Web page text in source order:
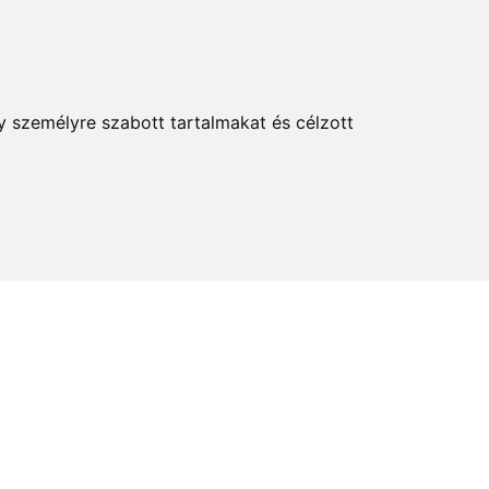
személyre szabott tartalmakat és célzott